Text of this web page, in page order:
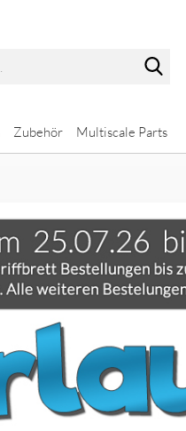
Zubehör
Potis mit glatter Achse
Potis mit geriffelter Achse
Multiscale Parts
Multiscale Bass
Multiscale Gitarre